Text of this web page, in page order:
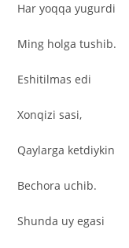
Har yoqqa yugurdi
Ming holga tushib.
Eshitilmas edi
Xonqizi sasi,
Qaylarga ketdiykin
Bechora uchib.
Shunda uy egasi